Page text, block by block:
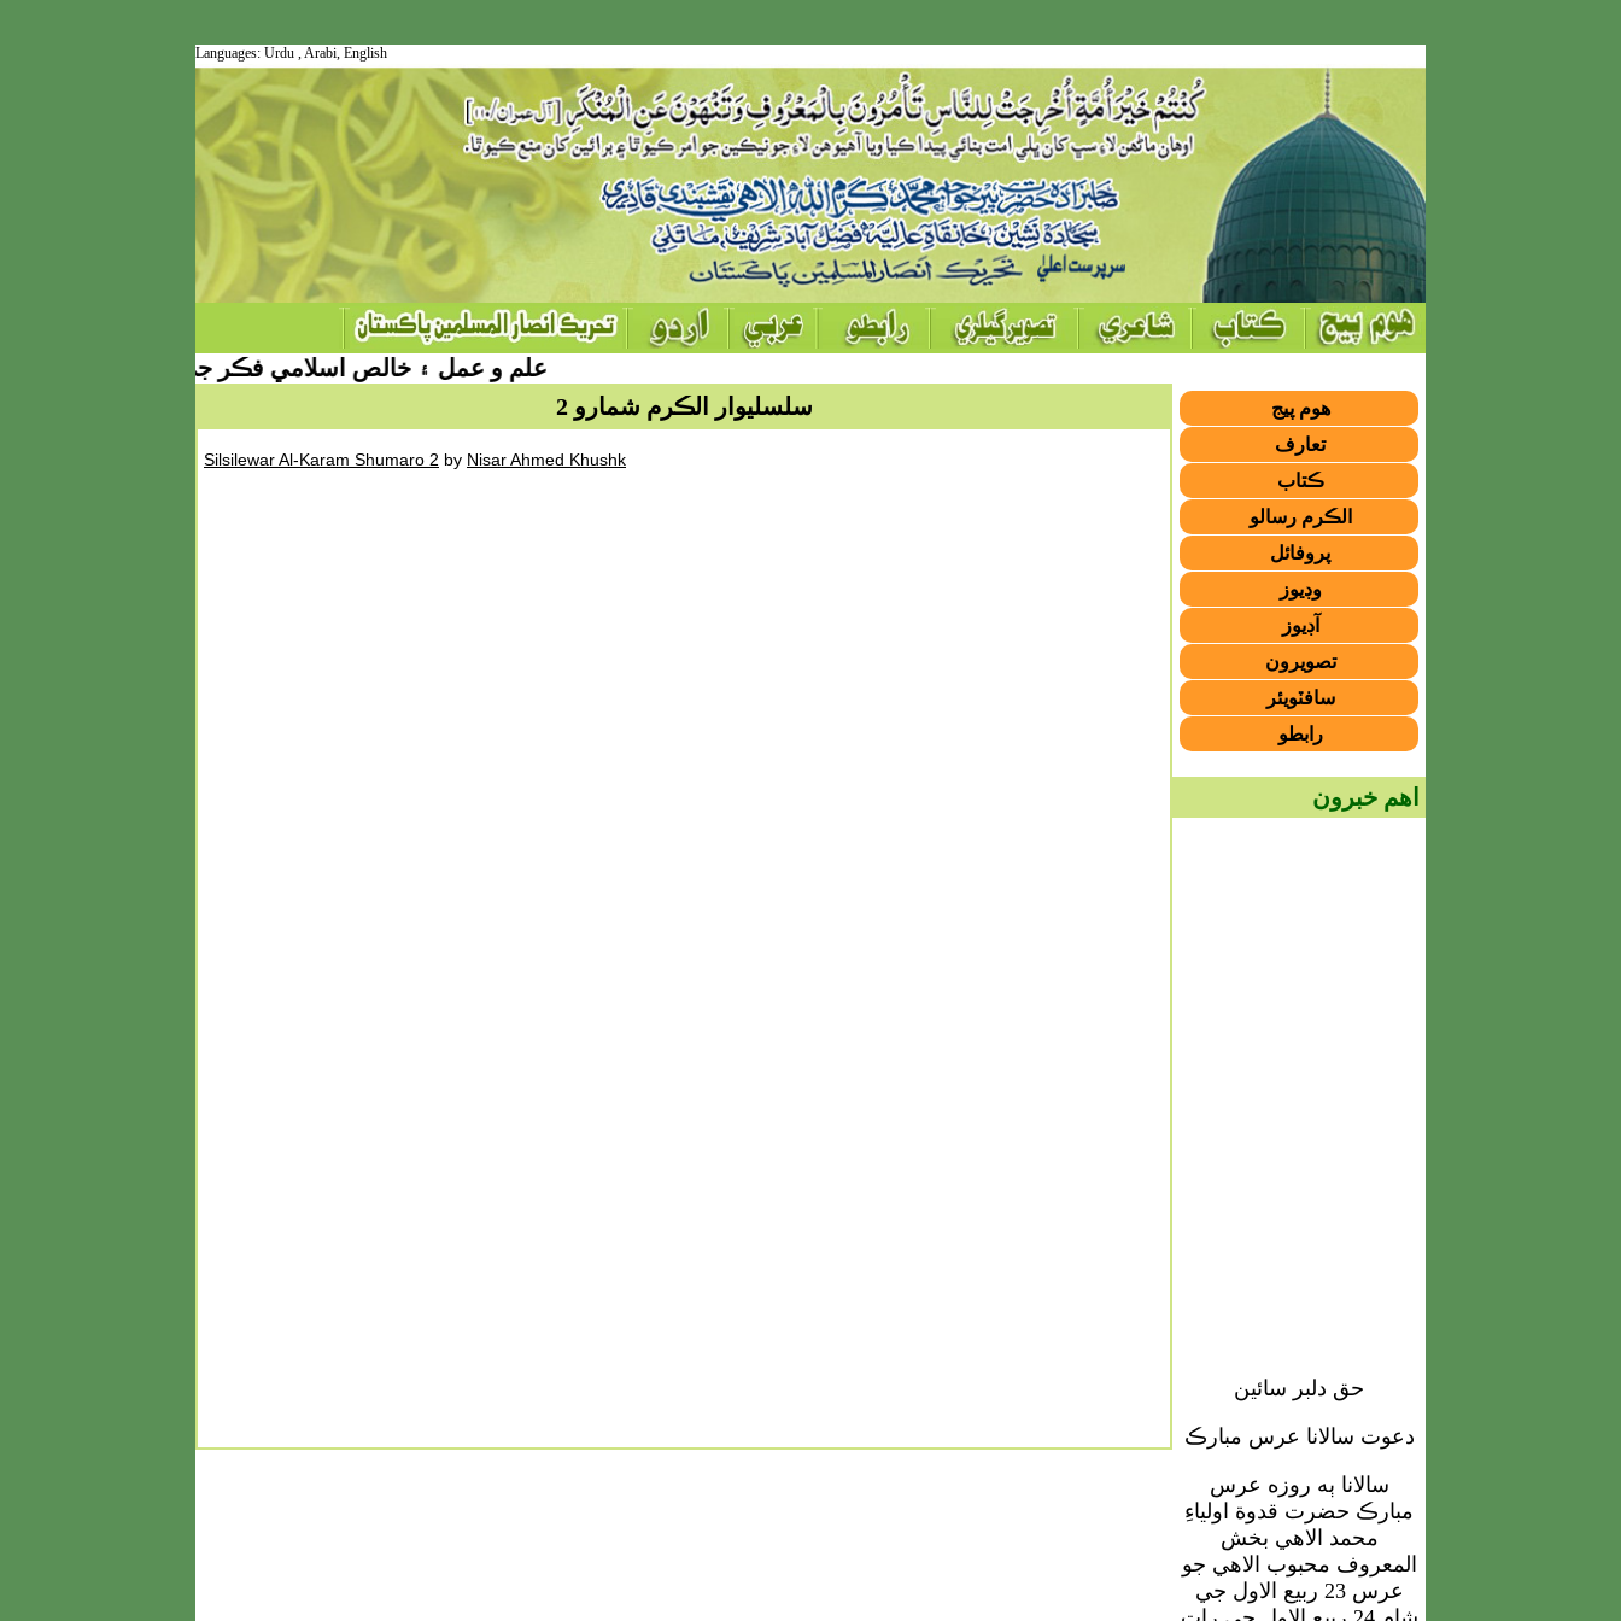
Languages: Urdu ,Arabi, English
نج ديني علم و عمل ۽ خالص اسلامي فڪر جي ترجمان سنڌي ويب
سلسليوار الڪرم شمارو 2
Silsilewar Al-Karam Shumaro 2 by Nisar Ahmed Khushk
هوم پيج
تعارف
ڪتاب
الڪرم رسالو
پروفائل
وڊيوز
آڊيوز
تصويرون
سافٽويئر
رابطو
اهم خبرون
دعوت سالانا عرس مبارڪ
سالانا ٻه روزه عرس
مبارڪ حضرت قدوة اولياءِ
محمد الاهي بخش
المعروف محبوب الاهي جو
عرس 23 ربيع الاول جي
شام 24 ربيع الاول جي رات
دربار فضل آباد شريف